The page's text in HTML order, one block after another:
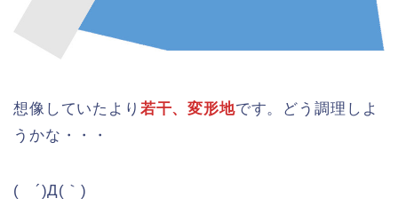
想像していたより 若干、変形地です。どう調理しよ
うかな・・・
( ´)Д(｀)